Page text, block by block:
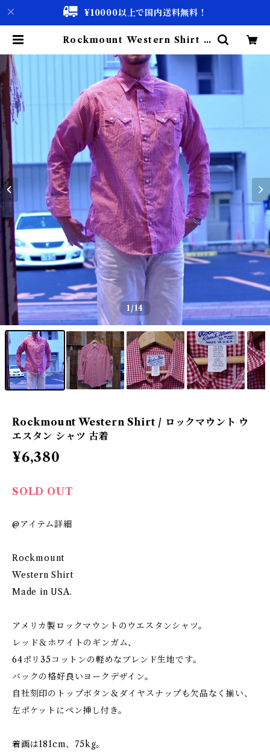
¥10000以上で国内送料無料！
Rockmount Western Shirt /
古着 | 古着屋 仙台 biscco【古着
& Vintage 通販】
1/14
Rockmount Western Shirt / ロックマウント ウ
エスタン シャツ 古着
¥6,380
SOLD OUT
@アイテム詳細
Rockmount
Western Shirt
Made in USA.
アメリカ製ロックマウントのウエスタンシャツ。
レッド＆ホワイトのギンガム、
64ポリ35コットンの軽めなブレンド生地です。
バックの格好良いヨークデザイン。
自社刻印のトップボタン＆ダイヤスナップも欠品なく揃い、
左ポケットにペン挿し付き。
着画は181cm、75kg。